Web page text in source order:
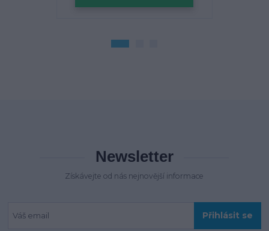
Newsletter
Získávejte od nás nejnovější informace
Přihlásit se